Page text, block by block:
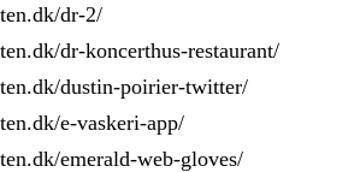
dr-2/
dr-koncerthus-restaurant/
dustin-poirier-twitter/
e-vaskeri-app/
emerald-web-gloves/